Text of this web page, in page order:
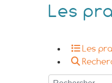
Les
Les